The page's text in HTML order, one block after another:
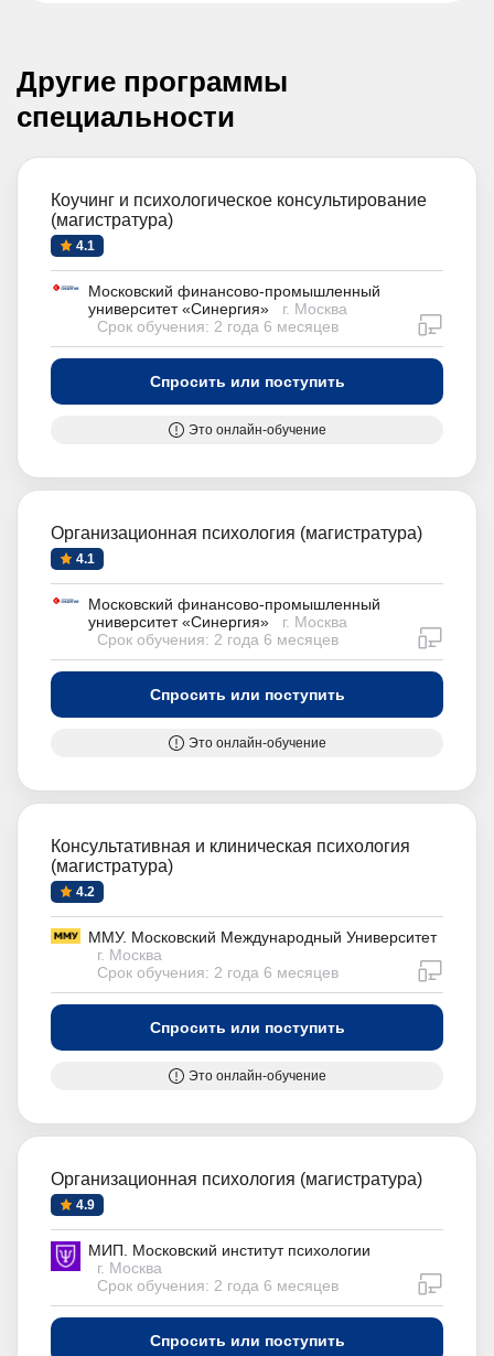
Другие программы
специальности
Коучинг и психологическое консультирование
(магистратура)
4.1
Московский финансово-промышленный
университет «Синергия»
г. Москва
Срок обучения: 2 года 6 месяцев
Спросить или поступить
Это онлайн-обучение
Организационная психология (магистратура)
4.1
Московский финансово-промышленный
университет «Синергия»
г. Москва
Срок обучения: 2 года 6 месяцев
Спросить или поступить
Это онлайн-обучение
Консультативная и клиническая психология
(магистратура)
4.2
ММУ. Московский Международный Университет
г. Москва
Срок обучения: 2 года 6 месяцев
Спросить или поступить
Это онлайн-обучение
Организационная психология (магистратура)
4.9
МИП. Московский институт психологии
г. Москва
Срок обучения: 2 года 6 месяцев
Спросить или поступить